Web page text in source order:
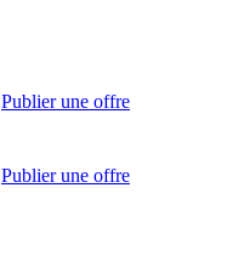
Publier une offre
Publier une offre